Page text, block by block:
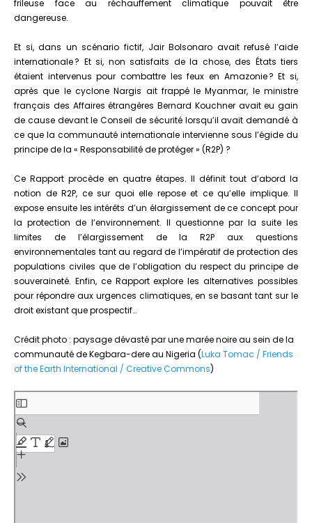
frileuse face au réchauffement climatique pouvait être
dangereuse.
Et si, dans un scénario fictif, Jair Bolsonaro avait refusé l’aide
internationale ? Et si, non satisfaits de la chose, des États tiers
étaient intervenus pour combattre les feux en Amazonie ? Et si,
après que le cyclone Nargis ait frappé le Myanmar, le ministre
français des Affaires étrangères Bernard Kouchner avait eu gain
de cause devant le Conseil de sécurité lorsqu’il avait demandé à
ce que la communauté internationale intervienne sous l’égide du
principe de la « Responsabilité de protéger » (R2P) ?
Ce Rapport procède en quatre étapes. Il définit tout d’abord la
notion de R2P, ce sur quoi elle repose et ce qu’elle implique. Il
expose ensuite les intérêts d’un élargissement de ce concept pour
la protection de l’environnement. Il questionne par la suite les
limites de l’élargissement de la R2P aux questions
environnementales tant au regard de l’impératif de protection des
populations civiles que de l’obligation du respect du principe de
souveraineté. Enfin, ce Rapport explore les alternatives possibles
pour répondre aux urgences climatiques, en se basant tant sur le
droit existant que prospectif…
Crédit photo : paysage dévasté par une marée noire au sein de la
communauté de Kegbara-dere au Nigeria (Luka Tomac / Friends
of the Earth International / Creative Commons)
Aller
au
contenu
PDF